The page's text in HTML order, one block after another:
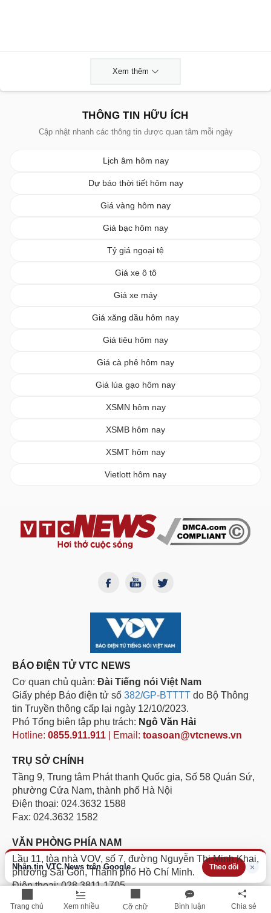
Trang chủ Xem nhiều Cỡ chữ Bình luận Chia sẻ
Nhận tin VTC News trên Google Theo dõi ×
Xem thêm
THÔNG TIN HỮU ÍCH
Cập nhật nhanh các thông tin được quan tâm mỗi ngày
Lịch âm hôm nay
Dự báo thời tiết hôm nay
Giá vàng hôm nay
Giá bạc hôm nay
Tỷ giá ngoại tệ
Giá xe ô tô
Giá xe máy
Giá xăng dầu hôm nay
Giá tiêu hôm nay
Giá cà phê hôm nay
Giá lúa gạo hôm nay
XSMN hôm nay
XSMB hôm nay
XSMT hôm nay
Vietlott hôm nay
BÁO ĐIỆN TỬ VTC NEWS
Cơ quan chủ quản: Đài Tiếng nói Việt Nam
Giấy phép Báo điện tử số 382/GP-BTTTT do Bộ Thông
tin Truyền thông cấp lại ngày 12/10/2023.
Phó Tổng biên tập phụ trách: Ngô Văn Hải
Hotline: 0855.911.911 | Email: toasoan@vtcnews.vn
TRỤ SỞ CHÍNH
Tầng 9, Trung tâm Phát thanh Quốc gia, Số 58 Quán Sứ,
phường Cửa Nam, thành phố Hà Nội
Điện thoại: 024.3632 1588
Fax: 024.3632 1582
VĂN PHÒNG PHÍA NAM
Lầu 11, tòa nhà VOV, số 7, đường Nguyễn Thị Minh Khai,
phường Sài Gòn, Thành phố Hồ Chí Minh.
Điện thoại: 028.3811 1705
Hotline:
094.884.8186